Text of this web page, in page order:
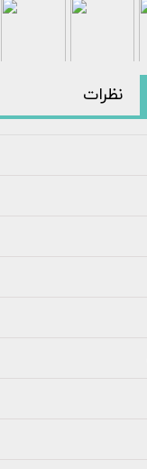
نظرات